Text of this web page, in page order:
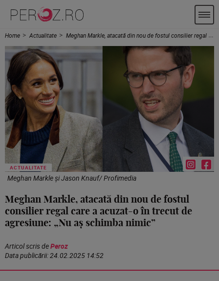
Home Actualitate Meghan Markle, atacată din nou de fostul consilier regal care a acuzat-o în trecut de agresiune: „Nu aș schimba nimic”
ACTUALITATE
Meghan Markle și Jason Knauf/ Profimedia
Meghan Markle, atacată din nou de fostul
consilier regal care a acuzat-o în trecut de
agresiune: „Nu aș schimba nimic”
Articol scris dePeroz
Data publicării:24.02.2025 14:52